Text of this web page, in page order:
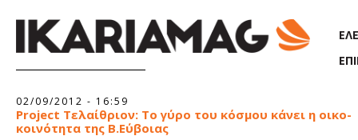
02/09/2012 - 16:59
Project Τελαίθριον: Το γύρο του κόσμου κάνει η οικο-
κοινότητα της Β.Εύβοιας